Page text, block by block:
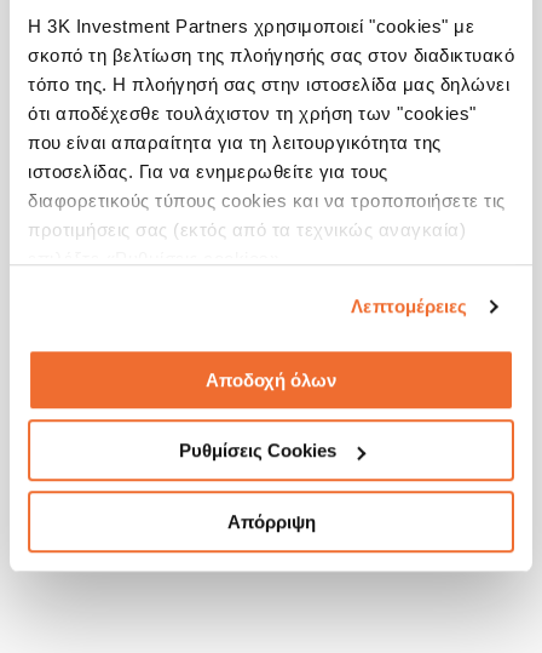
Η 3K Investment Partners χρησιμοποιεί "cookies" με
σκοπό τη βελτίωση της πλοήγησής σας στον διαδικτυακό
τόπο της. Η πλοήγησή σας στην ιστοσελίδα μας δηλώνει
ότι αποδέχεσθε τουλάχιστον τη χρήση των "cookies"
που είναι απαραίτητα για τη λειτουργικότητα της
ιστοσελίδας. Για να ενημερωθείτε για τους
διαφορετικούς τύπους cookies και να τροποποιήσετε τις
προτιμήσεις σας (εκτός από τα τεχνικώς αναγκαία)
Λεπτομέρειες
Αποδοχή όλων
Ρυθμίσεις Cookies
Απόρριψη